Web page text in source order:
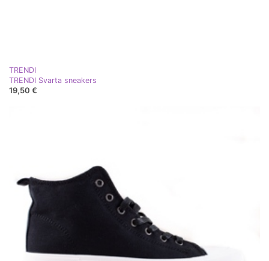
TRENDI
TRENDI Svarta sneakers
19,50 €